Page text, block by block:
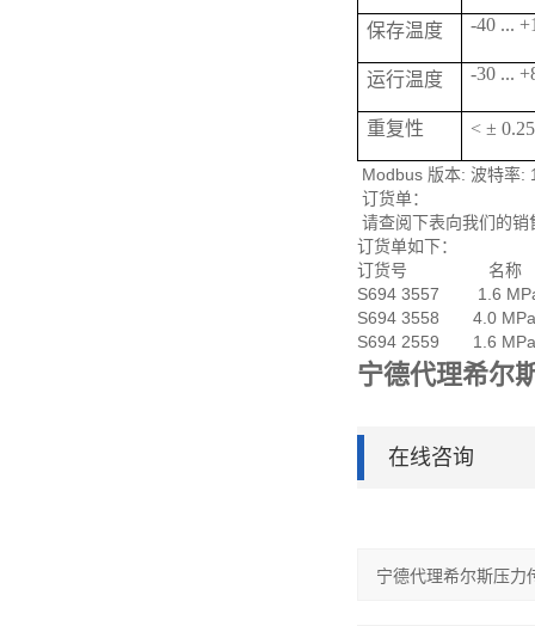
保存温度 -40 ...
运行温度 -30 ...
重复性 < ±
Modbus 版本: 波特率:
订货单：
请查阅下表向我们的销
订货单如下：
订货号 名称
S694 3557 1.6 MPa,
S694 3558 4.0 MPa,
S694 2559 1.6
宁德代理希尔
在线咨询